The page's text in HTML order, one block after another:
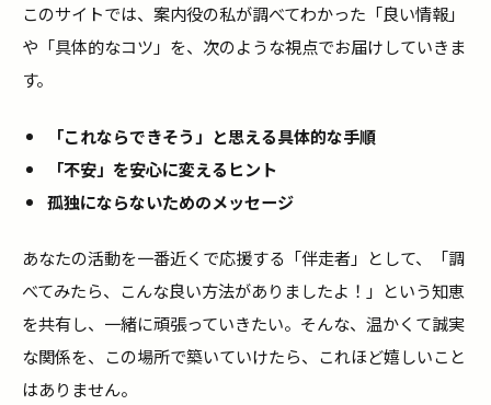
このサイトでは、案内役の私が調べてわかった「良い情報」
や「具体的なコツ」を、次のような視点でお届けしていきま
す。
「これならできそう」と思える具体的な手順
「不安」を安心に変えるヒント
孤独にならないためのメッセージ
あなたの活動を一番近くで応援する「伴走者」として、「調
べてみたら、こんな良い方法がありましたよ！」という知恵
を共有し、一緒に頑張っていきたい。そんな、温かくて誠実
な関係を、この場所で築いていけたら、これほど嬉しいこと
はありません。